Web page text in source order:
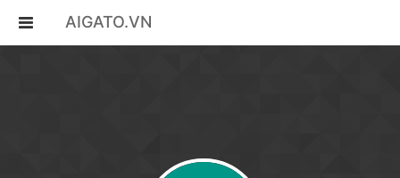
AIGATO.VN